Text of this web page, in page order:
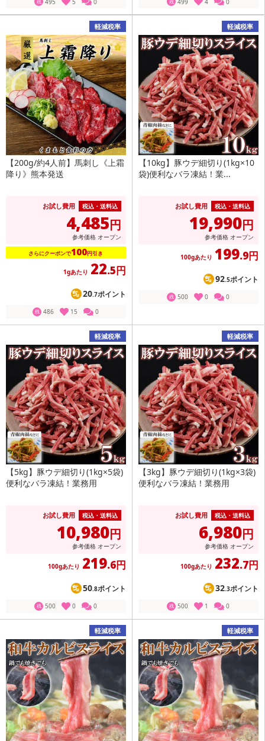
残 495 5 0 残 499 4 0
軽減税率
【200g/約4人前】馬刺し《上霜
降り》熊本発送
お試し費用 税込・送料込
4,485円
参考価格 オープン
さらにクーポンで100円引き
1gあたり 22.5円
20.7ポイント
残 486 15 0
軽減税率
【10kg】豚ウデ細切り(1kg×10
袋)便利なバラ凍結！業...
お試し費用 税込・送料込
19,990円
参考価格 オープン
100gあたり 199.9円
92.5ポイント
残 500 0 0
軽減税率
【5kg】豚ウデ細切り(1kg×5袋)
便利なバラ凍結！業務用
お試し費用 税込・送料込
10,980円
参考価格 オープン
100gあたり 219.6円
50.8ポイント
残 500 0 0
軽減税率
【3kg】豚ウデ細切り(1kg×3袋)
便利なバラ凍結！業務用
お試し費用 税込・送料込
6,980円
参考価格 オープン
100gあたり 232.7円
32.3ポイント
残 500 1 0
軽減税率 軽減税率